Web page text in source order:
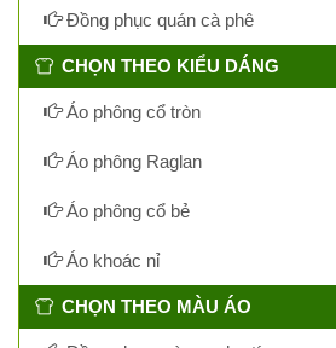
Đồng phục quán cà phê
CHỌN THEO KIỂU DÁNG
Áo phông cổ tròn
Áo phông Raglan
Áo phông cổ bẻ
Áo khoác nỉ
CHỌN THEO MÀU ÁO